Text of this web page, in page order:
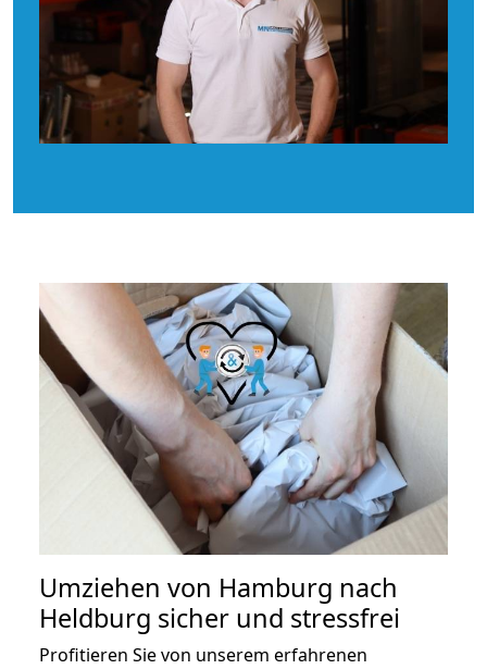
Umziehen von Hamburg nach
Heldburg sicher und stressfrei
Profitieren Sie von unserem erfahrenen